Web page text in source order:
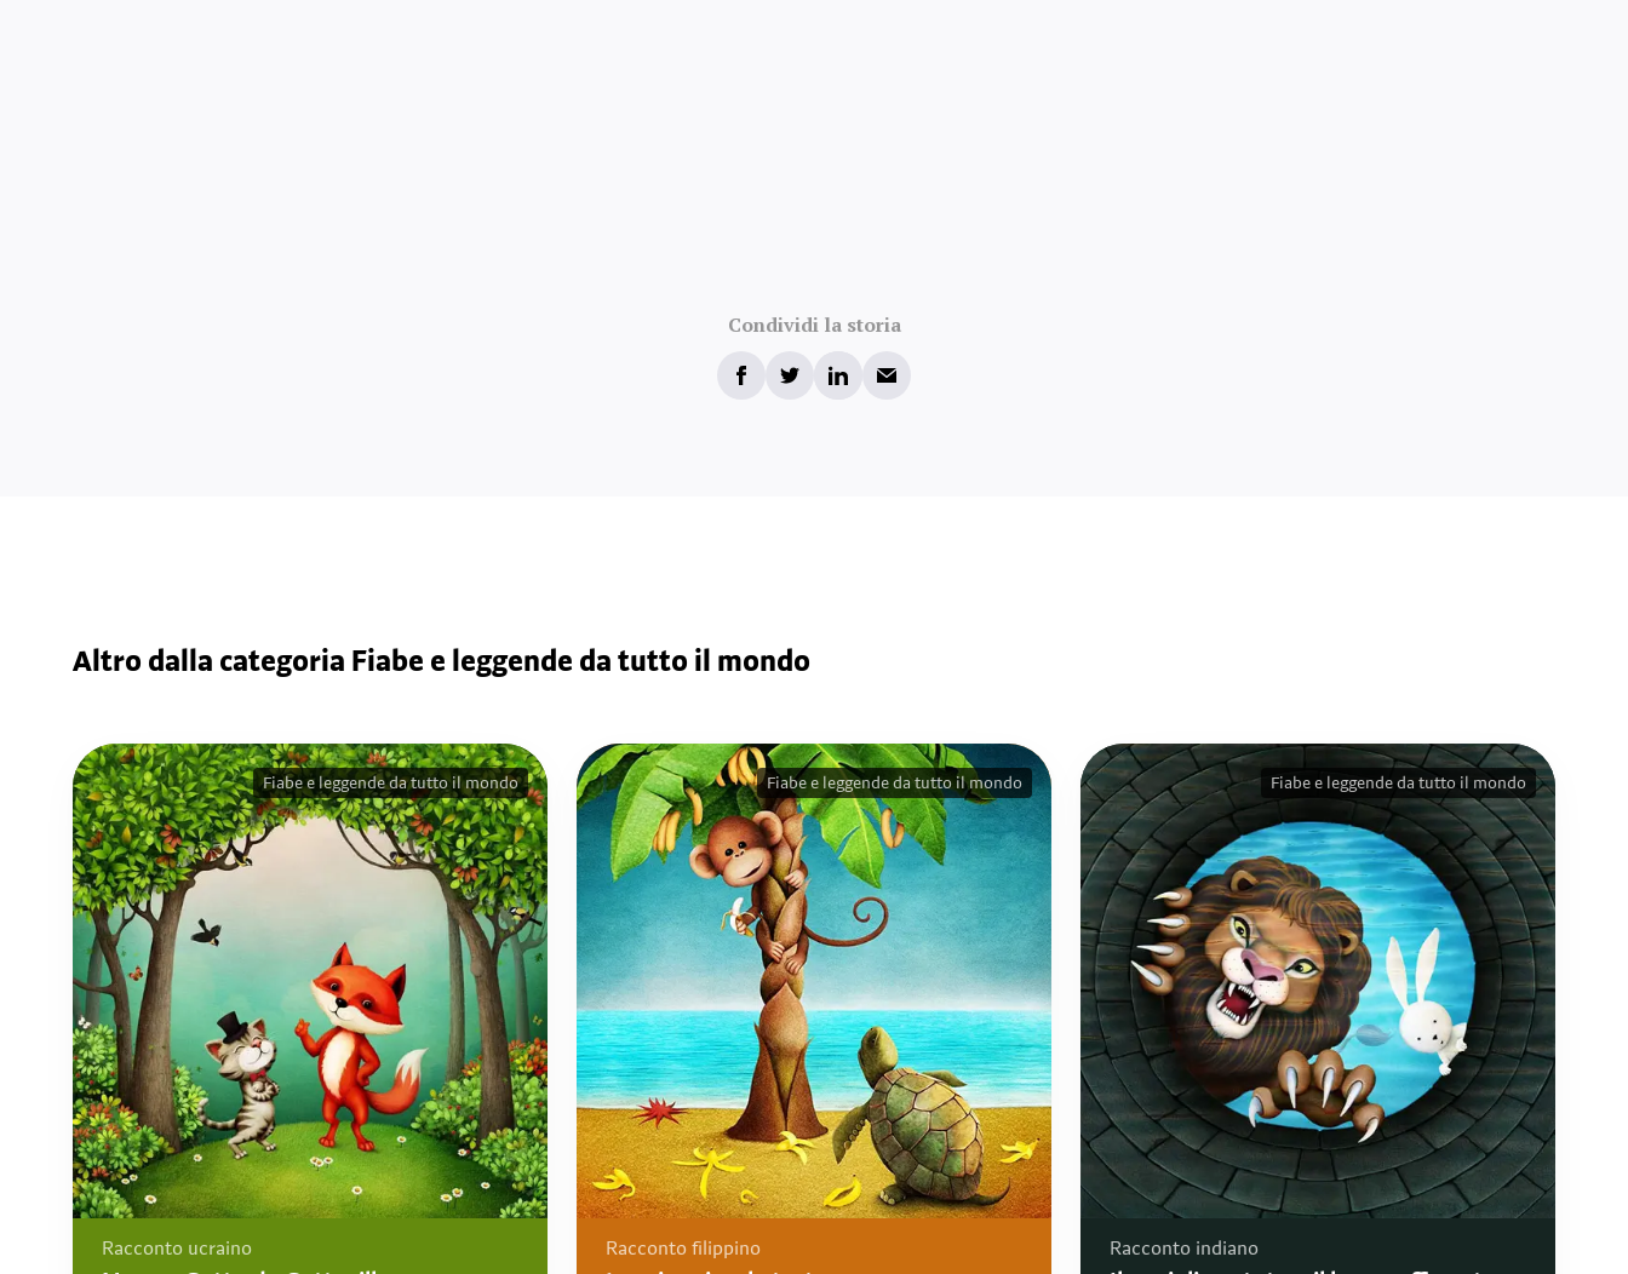
Condividi la storia
Altro dalla categoria Fiabe e leggende da tutto il mondo
Racconto ucraino
Fiabe e leggende da tutto il mondo
Racconto filippino
Fiabe e leggende da tutto il mondo
Racconto indiano
Fiabe e leggende da tutto il mondo